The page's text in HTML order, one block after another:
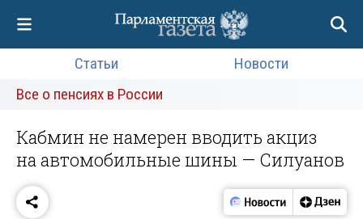
Статьи
Новости
Все о пенсиях в России
Кабмин не намерен вводить акциз
на автомобильные шины — Силуанов